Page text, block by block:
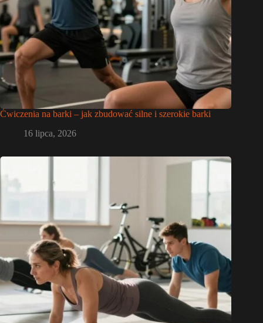
Ćwiczenia na barki – jak zbudować silne i szerokie barki
16 lipca, 2026